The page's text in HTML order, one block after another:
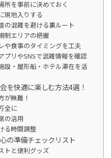
を事前に決めておく
現地入りする
混雑を避ける裏ルート
制エリアの把握
食事のタイミングを工夫
リやSNSで混雑情報を確認
・屋形船・ホテル滞在を活
を快適に楽しむ方法4選！
無難！
全に
の活用
る時間調整
の準備チェックリスト
トと便利グッズ